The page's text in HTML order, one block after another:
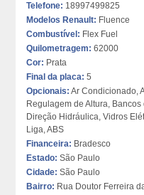
Telefone: 18997499825
Modelos Renault: Fluence
Combustível: Flex Fuel
Quilometragem: 62000
Cor: Prata
Final da placa: 5
Opcionais: Ar Condicionado,
Regulagem de Altura,
Direção Hidráulica, Vidros
Liga, ABS
Financeira: Bradesco
Estado: São Paulo
Cidade: São Paulo
Bairro: Rua Doutor Ferreira